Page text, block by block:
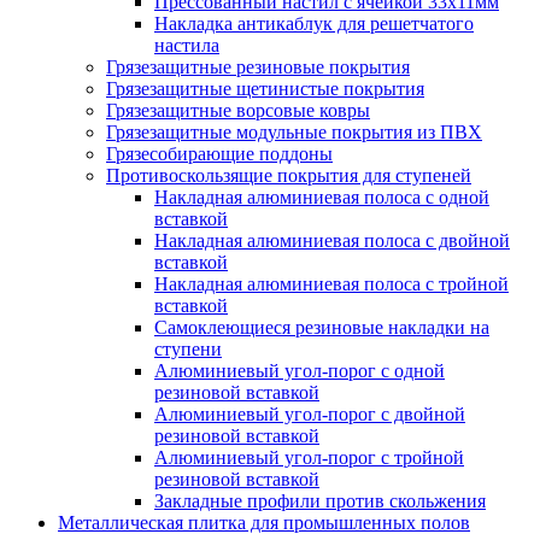
Накладка антикаблук для решетчатого
настила
Грязезащитные резиновые покрытия
Грязезащитные щетинистые покрытия
Грязезащитные ворсовые ковры
Грязезащитные модульные покрытия из ПВХ
Грязесобирающие поддоны
Противоскользящие покрытия для ступеней
Накладная алюминиевая полоса с одной
вставкой
Накладная алюминиевая полоса с двойной
вставкой
Накладная алюминиевая полоса с тройной
вставкой
Самоклеющиеся резиновые накладки на
ступени
Алюминиевый угол-порог с одной
резиновой вставкой
Алюминиевый угол-порог с двойной
резиновой вставкой
Алюминиевый угол-порог с тройной
резиновой вставкой
Закладные профили против скольжения
Металлическая плитка для промышленных полов